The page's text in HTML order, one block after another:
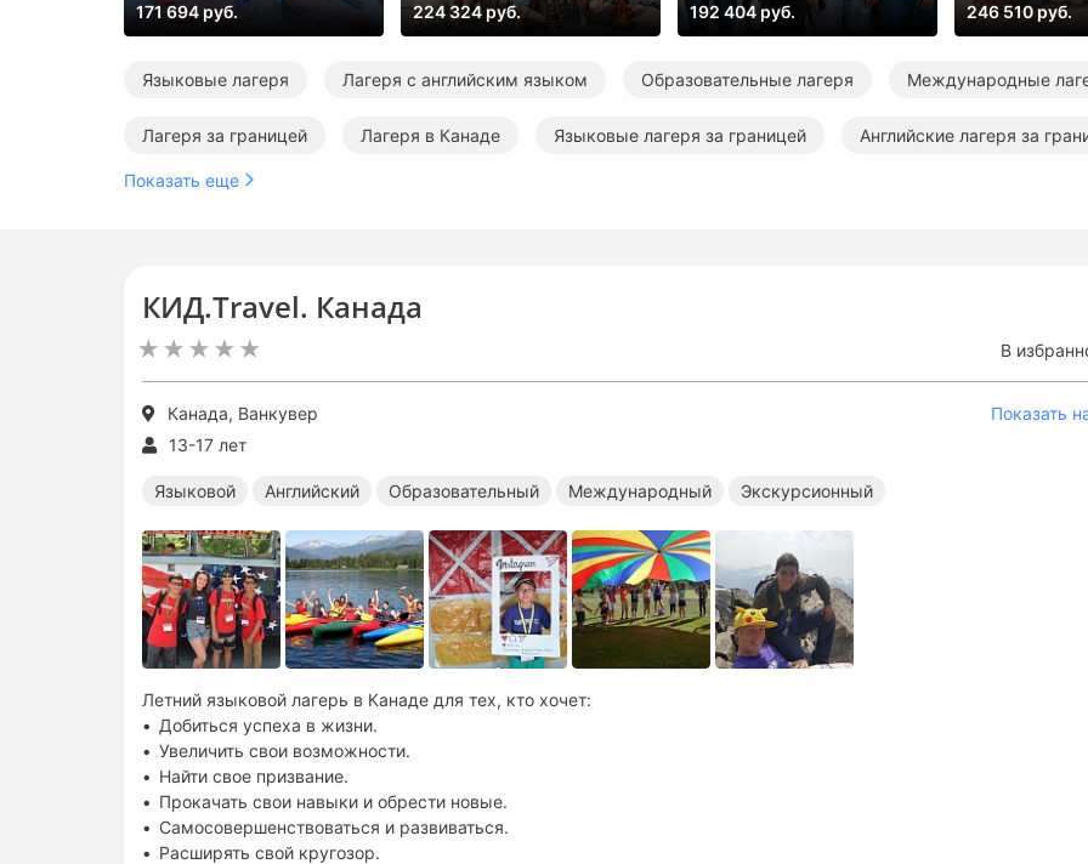
КИД.Travel. Канада
В
Канада, Ванкувер
Показать
13-17 лет
Языковой Английский Образовательный Международный Экскурсионный
Летний языковой лагерь в Канаде для тех, кто хочет:
Добиться успеха в жизни.
Увеличить свои возможности.
Найти свое призвание.
Прокачать свои навыки и обрести новые.
Самосовершенствоваться и развиваться.
Расширять свой кругозор.
171 694 руб. 224 324 руб. 192 404 руб. 246 510 руб.
Языковые лагеря Лагеря с английским языком Образовательные лагеря Международные
Лагеря за границей Лагеря в Канаде Языковые лагеря за границей Английские лагеря за
Образовательные лагеря за границей
Показать еще